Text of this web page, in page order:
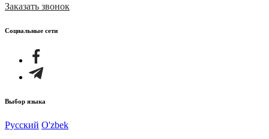
Заказать звонок
Социальные сети
Выбор языка
Русский O'zbek